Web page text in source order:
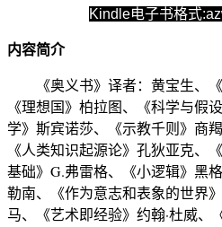
Kindle电子书格式
内容简介
《奥义书》译者：黄宝生、《
《理想国》柏拉图、《科学与假
学》斯宾诺莎、《示教千则》商
《人类知识起源论》孔狄亚克、
基础》G.弗雷格、《小逻辑》黑
勒南、《作为意志和表象的世界
马、《艺术即经验》约翰·杜威、